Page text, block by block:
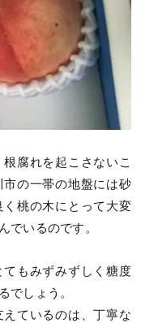
腐れを起こさないこ
の一帯の地盤には砂
桃の木にとって大変
でいるのです。
もみずみずしく糖度
でしょう。
ているのは、丁寧な